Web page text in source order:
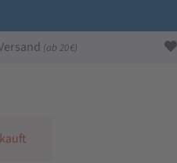
(ab 20 €)